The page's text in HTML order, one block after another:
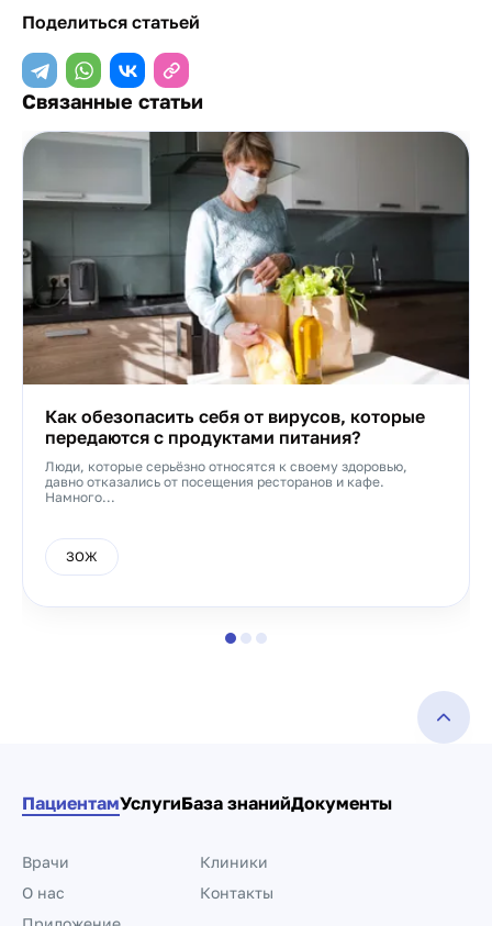
Поделиться статьей
Связанные статьи
Как обезопасить себя от вирусов, которые
передаются с продуктами питания?
Люди, которые серьёзно относятся к своему здоровью,
давно отказались от посещения ресторанов и кафе.
Намного...
ЗОЖ
ПациентамУслугиБаза знанийДокументы
Врачи
Клиники
О нас
Контакты